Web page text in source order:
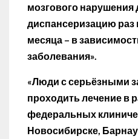
мозгового
диспансеризацию раз
месяца – в
заболевания».
«Люди с серьёзными
проходить лечение в
федеральных
Новосибирске,